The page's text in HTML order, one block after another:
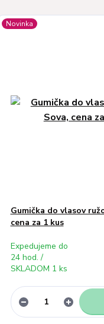
Novinka
Gumička do vlasov
cena za 1 kus
Expedujeme do
24 hod. /
SKLADOM 1 ks